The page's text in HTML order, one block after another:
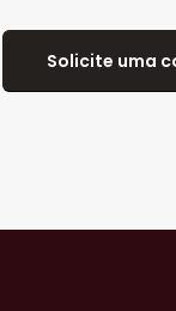
Solicite uma